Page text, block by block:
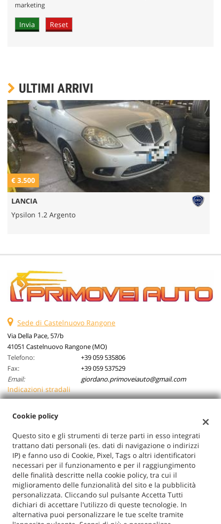
marketing
ULTIMI ARRIVI
€ 3.500
LANCIA
Ypsilon 1.2 Argento
Sede di Castelnuovo Rangone
Via Della Pace, 57/b
41051 Castelnuovo Rangone (MO)
Telefono:
+39 059 535806
Fax:
+39 059 537529
Email:
giordano.primoveiauto@gmail.com
Indicazioni stradali
Primovei Auto Srl
Via Della Pace, 57/b, Castelnuovo Rangone (MO)
C.F/P.IVA:03026710362
Registro delle imprese:MO
Cookie policy
Questo sito e gli strumenti di terze parti in esso integrati
trattano dati personali (es. dati di navigazione o indirizzi
IP) e fanno uso di Cookie, Pixel, Tags o altri identificatori
necessari per il funzionamento e per il raggiungimento
delle finalità descritte nella cookie policy, tra cui il
miglioramento delle funzionalità del sito e la pubblicità
personalizzata. Cliccando sul pulsante Accetta Tutti
dichiari di accettare l'utilizzo di queste tecnologie. In
alternativa puoi personalizzare le tue scelte tramite